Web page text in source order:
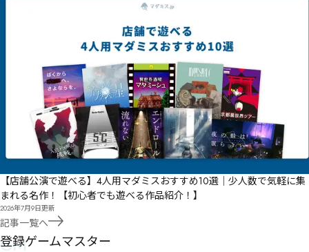
【店舗公演で遊べる】4人用マダミスおすすめ10選｜少人数で気軽に集
まれる名作！【初心者でも遊べる作品紹介！】
2026年7月9日更新
記事一覧へ
GM
登録ゲームマスター